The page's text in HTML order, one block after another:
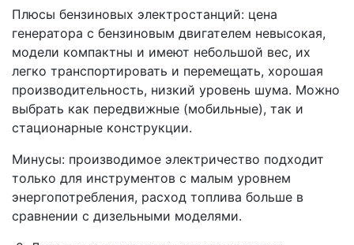
Плюсы бензиновых электростанций: цена
генератора с бензиновым двигателем невысокая,
модели компактны и имеют небольшой вес, их
легко транспортировать и перемещать, хорошая
производительность, низкий уровень шума. Можно
выбрать как передвижные (мобильные), так и
стационарные конструкции.
Минусы: производимое электричество подходит
только для инструментов с малым уровнем
энергопотребления, расход топлива больше в
сравнении с дизельными моделями.